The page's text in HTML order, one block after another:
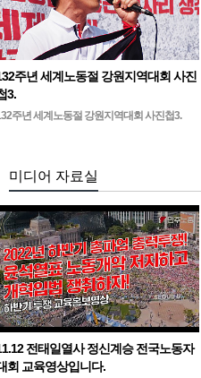
주년 세계노동절 강원지역대회 사진
3.
주년 세계노동절 강원지역대회 사진첩3.
미디어 자료실
전태일열사 정신계승 전국노동자
회 교육영상입니다.